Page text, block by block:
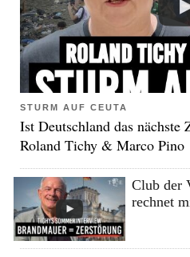
STURM AUF CEUTA
Ist Deutschland das
Roland Tichy & Marco Pino
Club der
rechnet